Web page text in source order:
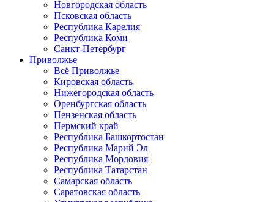
Новгородская область
Псковская область
Республика Карелия
Республика Коми
Санкт-Петербург
Приволжье
Всё Приволжье
Кировская область
Нижегородская область
Оренбургская область
Пензенская область
Пермский край
Республика Башкортостан
Республика Марий Эл
Республика Мордовия
Республика Татарстан
Самарская область
Саратовская область